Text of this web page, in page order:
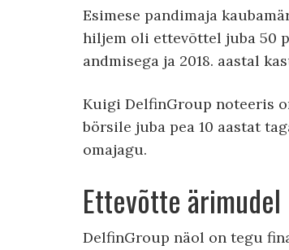
Esimese pandimaja
hiljem oli ettevõttel juba 50
andmisega ja 2018. aastal
Kuigi DelfinGroup noteeris
börsile juba pea 10 aastat
omajagu.
Ettevõtte ärimudel
DelfinGroup näol on tegu